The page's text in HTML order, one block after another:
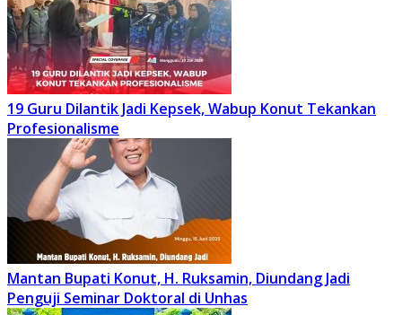
19 Guru Dilantik Jadi Kepsek, Wabup Konut Tekankan
Profesionalisme
Mantan Bupati Konut, H. Ruksamin, Diundang Jadi
Penguji Seminar Doktoral di Unhas